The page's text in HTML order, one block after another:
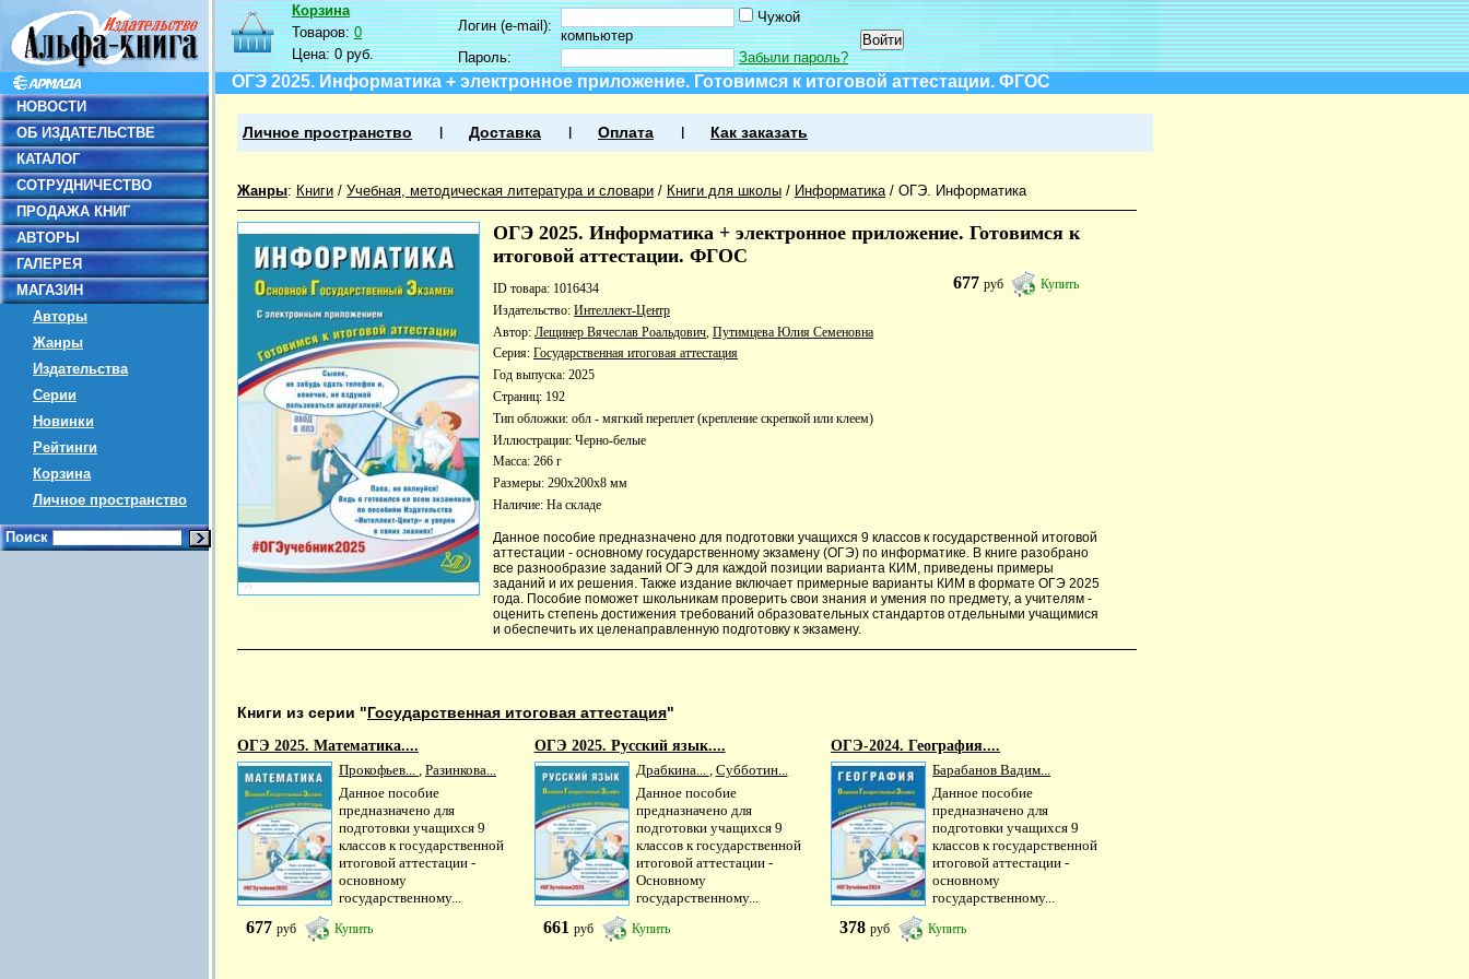
НОВОСТИ
ОБ ИЗДАТЕЛЬСТВЕ
КАТАЛОГ
СОТРУДНИЧЕСТВО
ПРОДАЖА КНИГ
АВТОРЫ
ГАЛЕРЕЯ
МАГАЗИН
Авторы
Жанры
Издательства
Серии
Новинки
Рейтинги
Корзина
Личное пространство
Поиск
Корзина
Товаров:0
Цена:0 руб.
Логин (e-mail):
Чужой
компьютер
Пароль:
Забыли пароль?
ОГЭ 2025. Информатика + электронное приложение. Готовимся к итоговой аттестации. ФГОС
Личное пространство Доставка Оплата Как заказать
Жанры: Книги / Учебная, методическая литература и словари / Книги для школы / Информатика/ ОГЭ. Информатика
ОГЭ 2025. Информатика + электронное приложение. Готовимся к
итоговой аттестации. ФГОС
677руб Купить
ID товара: 1016434
Издательство: Интеллект-Центр
Автор: Лещинер Вячеслав Роальдович Путимцева Юлия Семеновна
Серия: Государственная итоговая аттестация
Год выпуска: 2025
Страниц: 192
Тип обложки: обл - мягкий переплет (крепление скрепкой или клеем)
Иллюстрации: Черно-белые
Масса: 266 г
Размеры: 290x200x8 мм
Наличие: На складе
Данное пособие предназначено для подготовки учащихся 9 классов к государственной итоговой
аттестации - основному государственному экзамену (ОГЭ) по информатике. В книге разобрано
все разнообразие заданий ОГЭ для каждой позиции варианта КИМ, приведены примеры
заданий и их решения. Также издание включает примерные варианты КИМ в формате ОГЭ 2025
года. Пособие поможет школьникам проверить свои знания и умения по предмету, а учителям -
оценить степень достижения требований образовательных стандартов отдельными учащимися
и обеспечить их целенаправленную подготовку к экзамену.
Книги из серии "Государственная итоговая аттестация"
ОГЭ 2025. Математика....
Прокофьев...
Разинкова...
Данное пособие
предназначено для
подготовки учащихся 9
классов к государственной
итоговой аттестации -
основному
государственному...
677 руб Купить
ОГЭ 2025. Русский язык....
Драбкина...
Субботин...
Данное пособие
предназначено для
подготовки учащихся 9
классов к государственной
итоговой аттестации -
Основному
государственному...
661 руб Купить
ОГЭ-2024. География....
Барабанов Вадим...
Данное пособие
предназначено для
подготовки учащихся 9
классов к государственной
итоговой аттестации -
основному
государственному...
378руб Купить